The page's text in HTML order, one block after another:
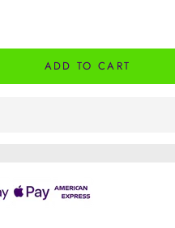
ADD TO CART